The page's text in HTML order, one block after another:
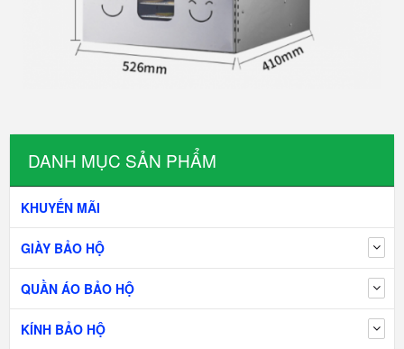
DANH MỤC SẢN PHẨM
KHUYẾN MÃI
GIÀY BẢO HỘ
QUẦN ÁO BẢO HỘ
KÍNH BẢO HỘ